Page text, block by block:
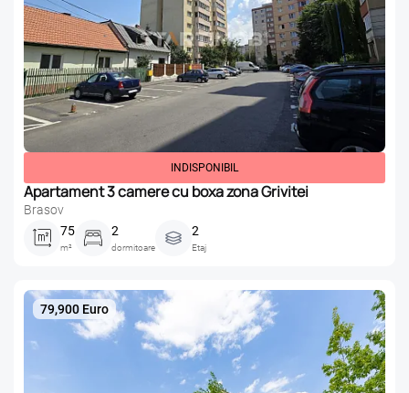
INDISPONIBIL
Apartament 3 camere cu boxa zona Grivitei
Brasov
75
m²
2
dormitoare
2
Etaj
79,900 Euro